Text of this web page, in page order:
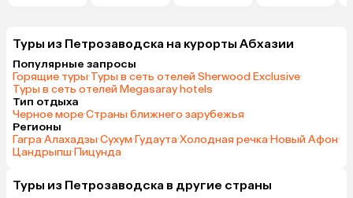
Туры из Петрозаводска на курорты Абхазии
Популярные запросы
Горящие туры·Туры в сеть отелей Sherwood Exclusive·
Туры в сеть отелей Megasaray hotels
Тип отдыха
Черное море·Страны ближнего зарубежья
Регионы
Гагра·Алахадзы·Сухум·Гудаута·Холодная речка·Новый Афон·
Цандрыпш·Пицунда
Туры из Петрозаводска в другие страны